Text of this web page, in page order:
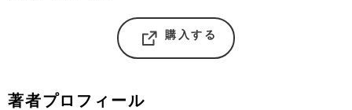
購入する
著者プロフィール